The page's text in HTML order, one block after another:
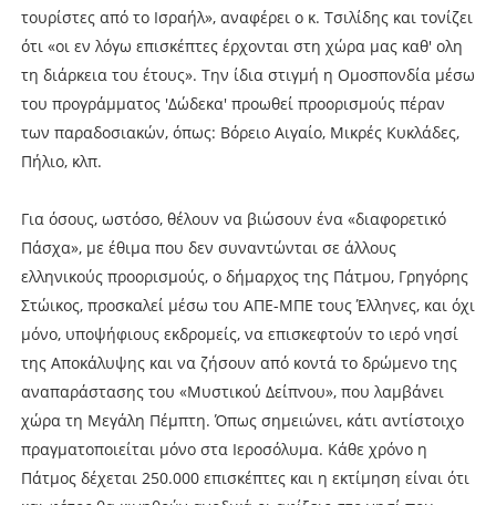
τουρίστες από το Ισραήλ», αναφέρει ο κ. Τσιλίδης και τονίζει
ότι «οι εν λόγω επισκέπτες έρχονται στη χώρα μας καθ' ολη
τη διάρκεια του έτους». Την ίδια στιγμή η Ομοσπονδία μέσω
του προγράμματος 'Δώδεκα' προωθεί προορισμούς πέραν
των παραδοσιακών, όπως: Βόρειο Αιγαίο, Μικρές Κυκλάδες,
Πήλιο, κλπ.
Για όσους, ωστόσο, θέλουν να βιώσουν ένα «διαφορετικό
Πάσχα», με έθιμα που δεν συναντώνται σε άλλους
ελληνικούς προορισμούς, ο δήμαρχος της Πάτμου, Γρηγόρης
Στώικος, προσκαλεί μέσω του ΑΠΕ-ΜΠΕ τους Έλληνες, και όχι
μόνο, υποψήφιους εκδρομείς, να επισκεφτούν το ιερό νησί
της Αποκάλυψης και να ζήσουν από κοντά το δρώμενο της
αναπαράστασης του «Μυστικού Δείπνου», που λαμβάνει
χώρα τη Μεγάλη Πέμπτη. Όπως σημειώνει, κάτι αντίστοιχο
πραγματοποιείται μόνο στα Ιεροσόλυμα. Κάθε χρόνο η
Πάτμος δέχεται 250.000 επισκέπτες και η εκτίμηση είναι ότι